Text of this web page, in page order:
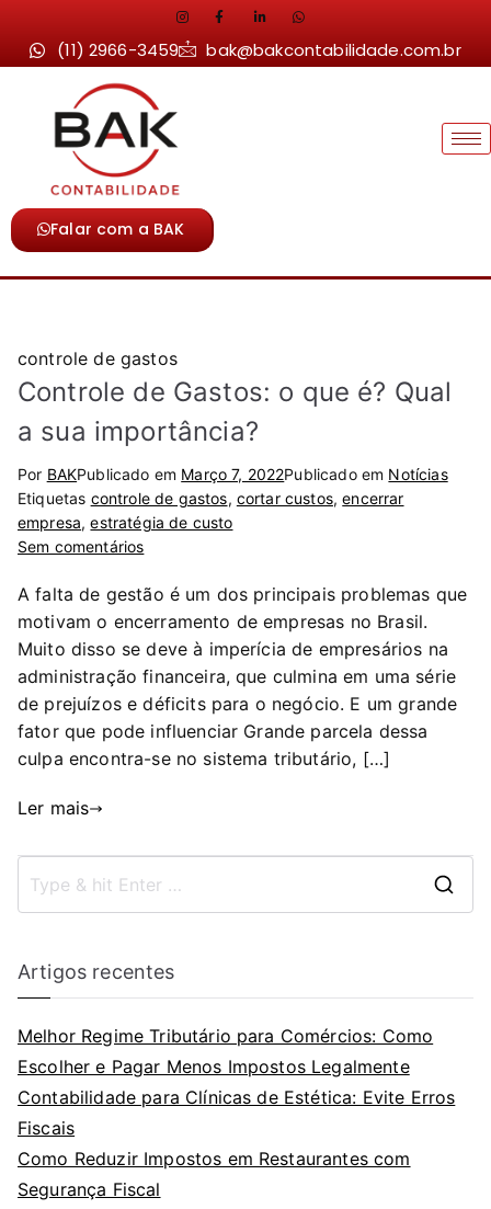
(11) 2966-3459 bak@bakcontabilidade.com.br
Falar com a BAK
controle de gastos
Controle de Gastos: o que é? Qual
a sua importância?
Por BAKPublicado em Março 7, 2022Publicado em Notícias
Etiquetas controle de gastos, cortar custos,encerrar
empresa,estratégia de custo
Sem comentários
A falta de gestão é um dos principais problemas que
motivam o encerramento de empresas no Brasil.
Muito disso se deve à imperícia de empresários na
administração financeira, que culmina em uma série
de prejuízos e déficits para o negócio. E um grande
fator que pode influenciar Grande parcela dessa
culpa encontra-se no sistema tributário, […]
Ler mais
Artigos recentes
Melhor Regime Tributário para Comércios: Como
Escolher e Pagar Menos Impostos Legalmente
Contabilidade para Clínicas de Estética: Evite Erros
Fiscais
Como Reduzir Impostos em Restaurantes com
Segurança Fiscal